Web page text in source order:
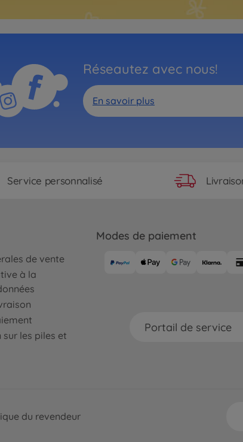
Réseautez avec nous!
En savoir plus
Service personnalisé
de vente
à la
les piles et
Modes de paiement
Portail de service
du revendeur